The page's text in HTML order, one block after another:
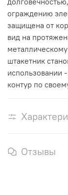
ограждению
защищена от
вид на
штакетник
использовании
контур по
Отзывы